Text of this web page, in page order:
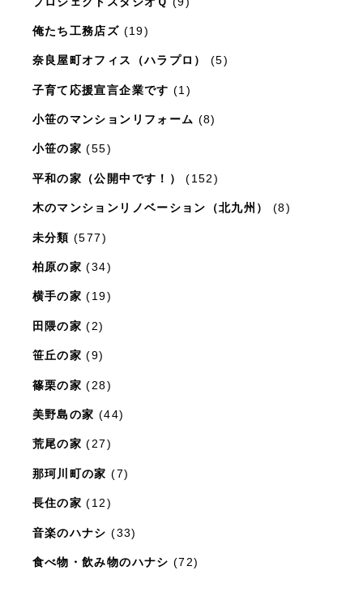
俺たち工務店ズ (19)
奈良屋町オフィス（ハラプロ） (5)
子育て応援宣言企業です (1)
小笹のマンションリフォーム (8)
小笹の家 (55)
平和の家（公開中です！） (152)
木のマンションリノベーション（北九州） (8)
未分類 (577)
柏原の家 (34)
横手の家 (19)
田隈の家 (2)
笹丘の家 (9)
篠栗の家 (28)
美野島の家 (44)
荒尾の家 (27)
那珂川町の家 (7)
長住の家 (12)
音楽のハナシ (33)
食べ物・飲み物のハナシ (72)